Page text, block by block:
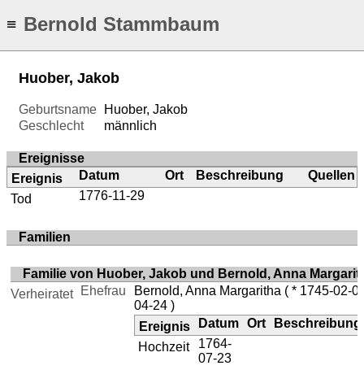
≡ Bernold Stammbaum
Huober, Jakob
Geburtsname
Huober, Jakob
Geschlecht
männlich
Ereignisse
Ereignis
Datum Ort Beschreibung
Quellen
Tod
1776-11-29
Familien
Familie von Huober, Jakob und Bernold, Anna
Verheiratet
Ehefrau Bernold, Anna Margaritha ( * 1745-02-
04-24 )
Ereignis
Datum Ort
Beschreibung
Hochzeit
1764-
07-23